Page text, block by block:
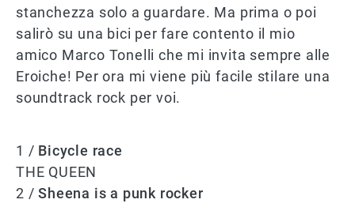
stanchezza solo a guardare. Ma prima o poi
salirò su una bici per fare contento il mio
amico Marco Tonelli che mi invita sempre alle
Eroiche! Per ora mi viene più facile stilare una
soundtrack rock per voi.
1 / Bicycle race
THE QUEEN
2 /Sheena is a punk rocker